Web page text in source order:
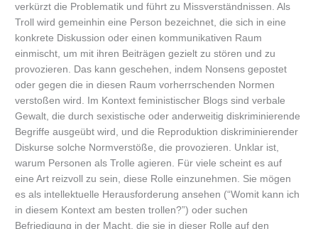
verkürzt die Problematik und führt zu Missverständnissen. Als
Troll wird gemeinhin eine Person bezeichnet, die sich in eine
konkrete Diskussion oder einen kommunikativen Raum
einmischt, um mit ihren Beiträgen gezielt zu stören und zu
provozieren. Das kann geschehen, indem Nonsens gepostet
oder gegen die in diesen Raum vorherrschenden Normen
verstoßen wird. Im Kontext feministischer Blogs sind verbale
Gewalt, die durch sexistische oder anderweitig diskriminierende
Begriffe ausgeübt wird, und die Reproduktion diskriminierender
Diskurse solche Normverstöße, die provozieren. Unklar ist,
warum Personen als Trolle agieren. Für viele scheint es auf
eine Art reizvoll zu sein, diese Rolle einzunehmen. Sie mögen
es als intellektuelle Herausforderung ansehen (“Womit kann ich
in diesem Kontext am besten trollen?”) oder suchen
Befriedigung in der Macht, die sie in dieser Rolle auf den